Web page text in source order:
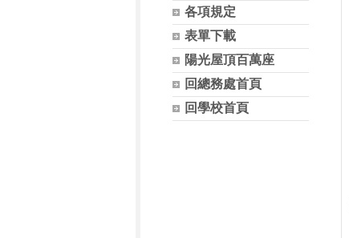
各項規定
表單下載
陽光屋頂百萬座
回總務處首頁
回學校首頁